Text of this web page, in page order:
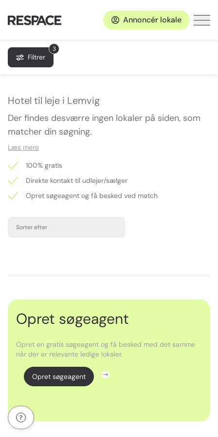
Annoncér lokale
3
Filtrer
Hotel til leje i Lemvig
Der findes desværre ingen lokaler på siden, som
matcher din søgning.
Læs mere
100% gratis
Direkte kontakt til udlejer/sælger
Opret søgeagent og få besked ved match
Sorter efter
Opret søgeagent
Opret en gratis søgeagent og få besked med det samme
når der er relevante ledige lokaler.
Opret søgeagent